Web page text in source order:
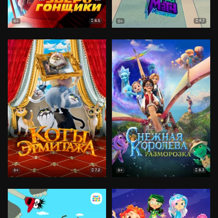
6+ 8.5 0+ 9.7
6+ 7.2 6+ 8.3